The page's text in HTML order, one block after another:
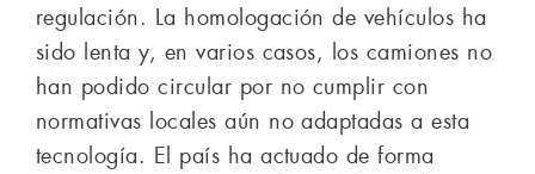
regulación. La homologación de vehículos ha
sido lenta y, en varios casos, los camiones no
han podido circular por no cumplir con
normativas locales aún no adaptadas a esta
tecnología. El país ha actuado de forma